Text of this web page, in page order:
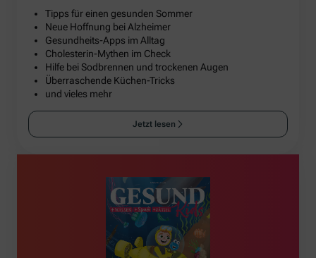
Tipps für einen gesunden Sommer
Neue Hoffnung bei Alzheimer
Gesundheits-Apps im Alltag
Cholesterin-Mythen im Check
Hilfe bei Sodbrennen und trockenen Augen
Überraschende Küchen-Tricks
und vieles mehr
Jetzt lesen